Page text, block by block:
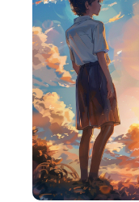
AqthT8g192ab